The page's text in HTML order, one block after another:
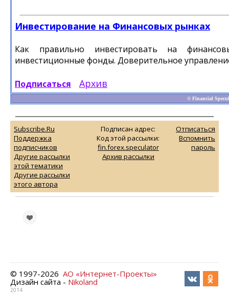
Инвестирование на Финансовых рынках
Как правильно инвестировать на
инвестиционные фонды. Доверительное
Подписаться Архив
© Financial
Subscribe.Ru
Поддержка
подписчиков
Другие рассылки
этой тематики
Другие рассылки
этого автора
Подписан адрес:
Код этой рассылки:
fin.forex.speculator
Архив рассылки
Отписаться
Вспомнить
пароль
© 1997-2026 АО «Интернет-Проекты»
Дизайн сайта - Nikoland
2014